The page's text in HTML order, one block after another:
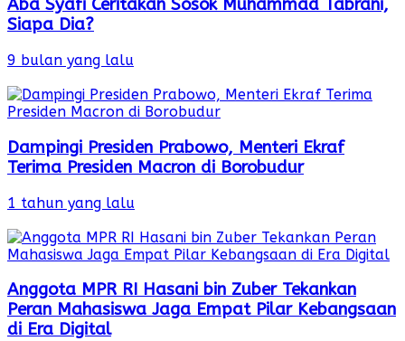
Aba Syafi Ceritakan Sosok Muhammad Tabrani,
Siapa Dia?
9 bulan yang lalu
Dampingi Presiden Prabowo, Menteri Ekraf
Terima Presiden Macron di Borobudur
1 tahun yang lalu
Anggota MPR RI Hasani bin Zuber Tekankan
Peran Mahasiswa Jaga Empat Pilar Kebangsaan
di Era Digital